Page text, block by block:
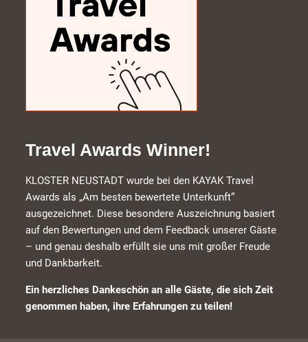
Travel Awards Winner!
KLOSTER NEUSTADT wurde bei den KAYAK Travel
Awards als „Am besten bewertete Unterkunft“
ausgezeichnet. Diese besondere Auszeichnung basiert
auf den Bewertungen und dem Feedback unserer Gäste
– und genau deshalb erfüllt sie uns mit großer Freude
und Dankbarkeit.
Ein herzliches Dankeschön an alle Gäste, die sich Zeit
genommen haben, ihre Erfahrungen zu teilen!